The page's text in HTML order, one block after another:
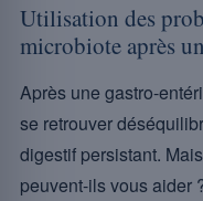
Utilisation des
microbiote après
Après une gastro-
se retrouver
digestif persistant.
peuvent-ils vous aider